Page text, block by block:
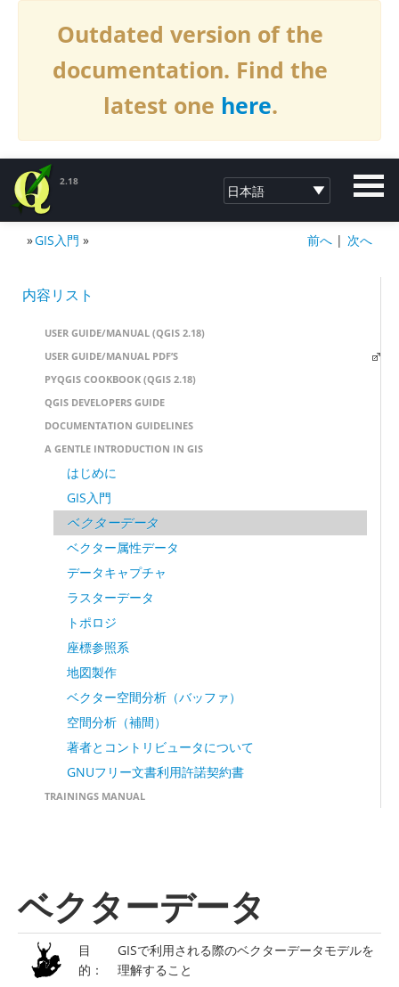
Outdated version of the
documentation. Find the
latest one here.
2.18
QGISへの寄付2.18 次へ
前へ |
»GIS入門 »
内容リスト
USER GUIDE/MANUAL (QGIS 2.18)
USER GUIDE/MANUAL PDF’S
PYQGIS COOKBOOK (QGIS 2.18)
QGIS DEVELOPERS GUIDE
DOCUMENTATION GUIDELINES
A GENTLE INTRODUCTION IN GIS
はじめに
GIS入門
ベクターデータ
ベクター属性データ
データキャプチャ
ラスターデータ
トポロジ
座標参照系
地図製作
ベクター空間分析（バッファ）
空間分析（補間）
著者とコントリビュータについて
GNUフリー文書利用許諾契約書
TRAININGS MANUAL
ベクターデータ
目
的：
GISで利用される際のベクターデータモデルを
理解すること